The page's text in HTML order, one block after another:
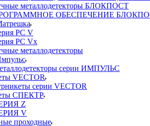
металлодетекторы БЛОКПОСТ
ОБЕСПЕЧЕНИЕ
PC V
PC Vx
металлодетекторы
серии ИМПУЛЬС
VECTOR
серии VECTOR
СПЕКТР
Z
V
проходные